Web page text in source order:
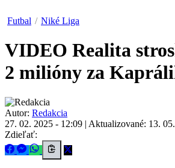
Futbal / Niké Liga
VIDEO Realita
2 milióny za
Autor: Redakcia
27. 02. 2025 - 12:09 | Aktualizované: 13.
Zdieľať: